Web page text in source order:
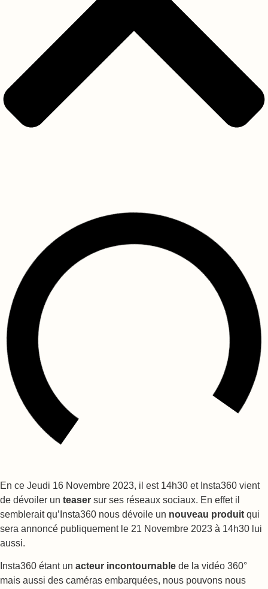
En ce Jeudi 16 Novembre 2023, il est 14h30 et Insta360 vient
de dévoiler un teaser sur ses réseaux sociaux. En effet il
semblerait qu’Insta360 nous dévoile un nouveau produit qui
sera annoncé publiquement le 21 Novembre 2023 à 14h30 lui
aussi.
Insta360 étant un acteur incontournable de la vidéo 360°
mais aussi des caméras embarquées, nous pouvons nous